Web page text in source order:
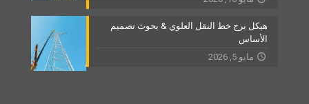
هيكل برج خط النقل العلوي & بحوث تصميم
الأساس
مايو 5, 2026